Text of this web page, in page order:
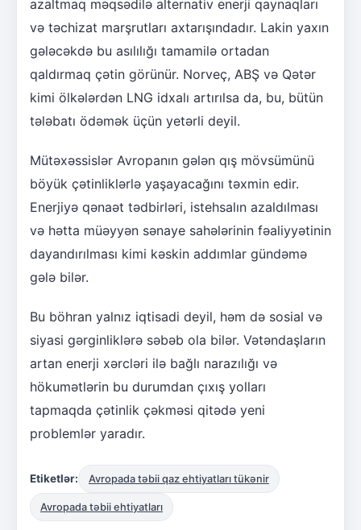
azaltmaq məqsədilə alternativ enerji qaynaqları
və təchizat marşrutları axtarışındadır. Lakin yaxın
gələcəkdə bu asılılığı tamamilə ortadan
qaldırmaq çətin görünür. Norveç, ABŞ və Qətər
kimi ölkələrdən LNG idxalı artırılsa da, bu, bütün
tələbatı ödəmək üçün yetərli deyil.
Mütəxəssislər Avropanın gələn qış mövsümünü
böyük çətinliklərlə yaşayacağını təxmin edir.
Enerjiyə qənaət tədbirləri, istehsalın azaldılması
və hətta müəyyən sənaye sahələrinin fəaliyyətinin
dayandırılması kimi kəskin addımlar gündəmə
gələ bilər.
Bu böhran yalnız iqtisadi deyil, həm də sosial və
siyasi gərginliklərə səbəb ola bilər. Vətəndaşların
artan enerji xərcləri ilə bağlı narazılığı və
hökumətlərin bu durumdan çıxış yolları
tapmaqda çətinlik çəkməsi qitədə yeni
problemlər yaradır.
Etiketlər: Avropada təbii qaz ehtiyatları tükənir
Avropada təbii ehtiyatları